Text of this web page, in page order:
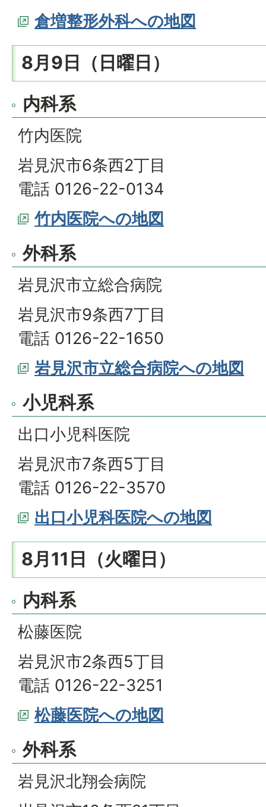
倉増整形外科への地図
8月9日（日曜日）
内科系
竹内医院
岩見沢市6条西2丁目
電話 0126-22-0134
竹内医院への地図
外科系
岩見沢市立総合病院
岩見沢市9条西7丁目
電話 0126-22-1650
岩見沢市立総合病院への地図
小児科系
出口小児科医院
岩見沢市7条西5丁目
電話 0126-22-3570
出口小児科医院への地図
8月11日（火曜日）
内科系
松藤医院
岩見沢市2条西5丁目
電話 0126-22-3251
松藤医院への地図
外科系
岩見沢北翔会病院